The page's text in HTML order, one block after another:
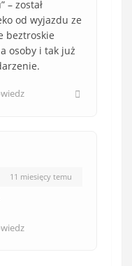
– został
od wyjazdu ze
beztroskie
osoby i tak już
11 miesięcy temu